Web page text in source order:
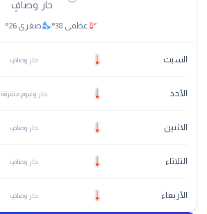
حار وصافٍ
thermostatعظمى 38
°
nights_stayصغرى 26
°
السبت حار وصافٍ
الأحد حار وغيوم متفرقة
الاثنين حار وصافٍ
الثلاثاء حار وصافٍ
الأربعاء حار وصافٍ